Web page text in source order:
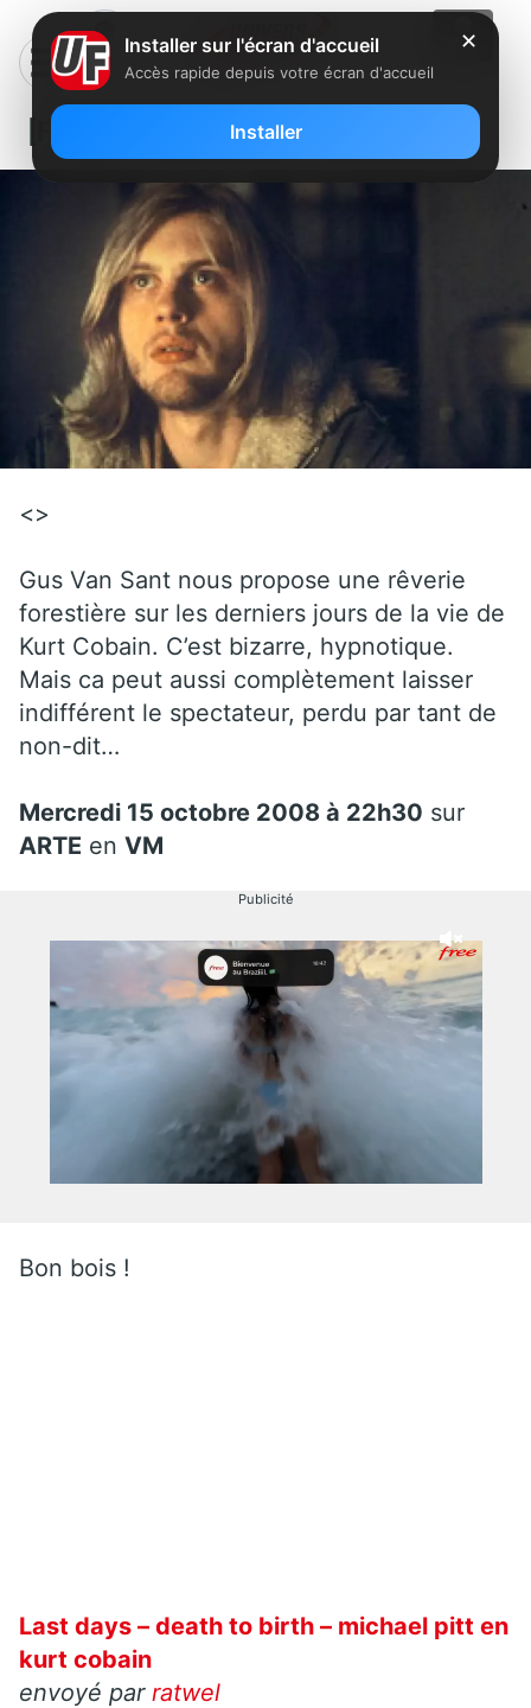
<>
Gus Van Sant nous propose une rêverie
forestière sur les derniers jours de la vie de
Kurt Cobain. C’est bizarre, hypnotique.
Mais ca peut aussi complètement laisser
indifférent le spectateur, perdu par tant de
non-dit…
Mercredi 15 octobre 2008 à 22h30 sur
ARTE en VM
Publicité
Bon bois !
Last days – death to birth – michael pitt en
kurt cobain
envoyé par ratwel
✕
Installer sur l'écran d'accueil
Accès rapide depuis votre écran d'accueil
Installer